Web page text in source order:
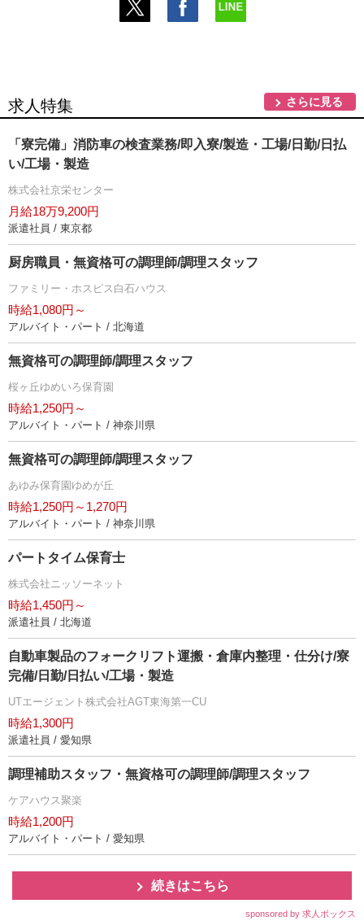
求人特集 さらに見る
「寮完備」消防車の検査業務/即入寮/製造・工場/日勤/日払
い/工場・製造
株式会社京栄センター
月給18万9,200円
派遣社員 / 東京都
厨房職員・無資格可の調理師/調理スタッフ
ファミリー・ホスピス白石ハウス
時給1,080円～
アルバイト・パート / 北海道
無資格可の調理師/調理スタッフ
桜ヶ丘ゆめいろ保育園
時給1,250円～
アルバイト・パート / 神奈川県
無資格可の調理師/調理スタッフ
あゆみ保育園ゆめが丘
時給1,250円～1,270円
アルバイト・パート / 神奈川県
パートタイム保育士
株式会社ニッソーネット
時給1,450円～
派遣社員 / 北海道
自動車製品のフォークリフト運搬・倉庫内整理・仕分け/寮
完備/日勤/日払い/工場・製造
UTエージェント株式会社AGT東海第一CU
時給1,300円
派遣社員 / 愛知県
調理補助スタッフ・無資格可の調理師/調理スタッフ
ケアハウス聚楽
時給1,200円
アルバイト・パート / 愛知県
続きはこちら
sponsored by 求人ボックス